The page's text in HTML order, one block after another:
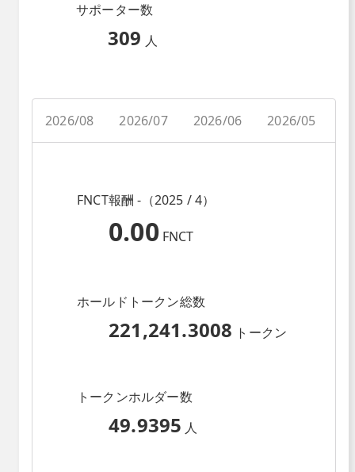
サポーター数
309 人
2026/08 2026/07 2026/06 2026/05
FNCT報酬 -（2025 / 4）
0.00 FNCT
ホールドトークン総数
221,241.3008 トークン
トークンホルダー数
49.9395 人